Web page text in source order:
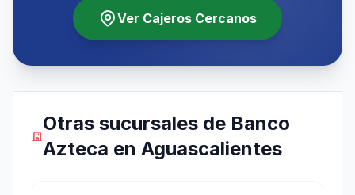
Ver Cajeros Cercanos
Otras sucursales de Banco
Azteca en Aguascalientes